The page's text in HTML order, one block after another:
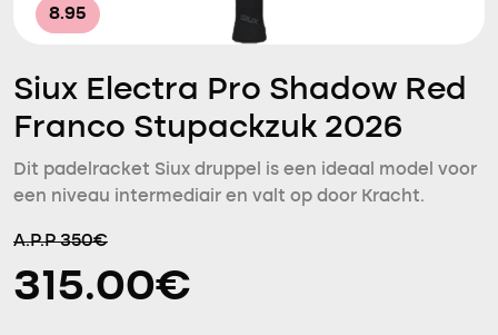
8.95
Siux Electra Pro Shadow Red
Franco Stupackzuk 2026
Dit padelracket Siux druppel is een ideaal model voor
een niveau intermediair en valt op door Kracht.
A.P.P 350€
315.00€